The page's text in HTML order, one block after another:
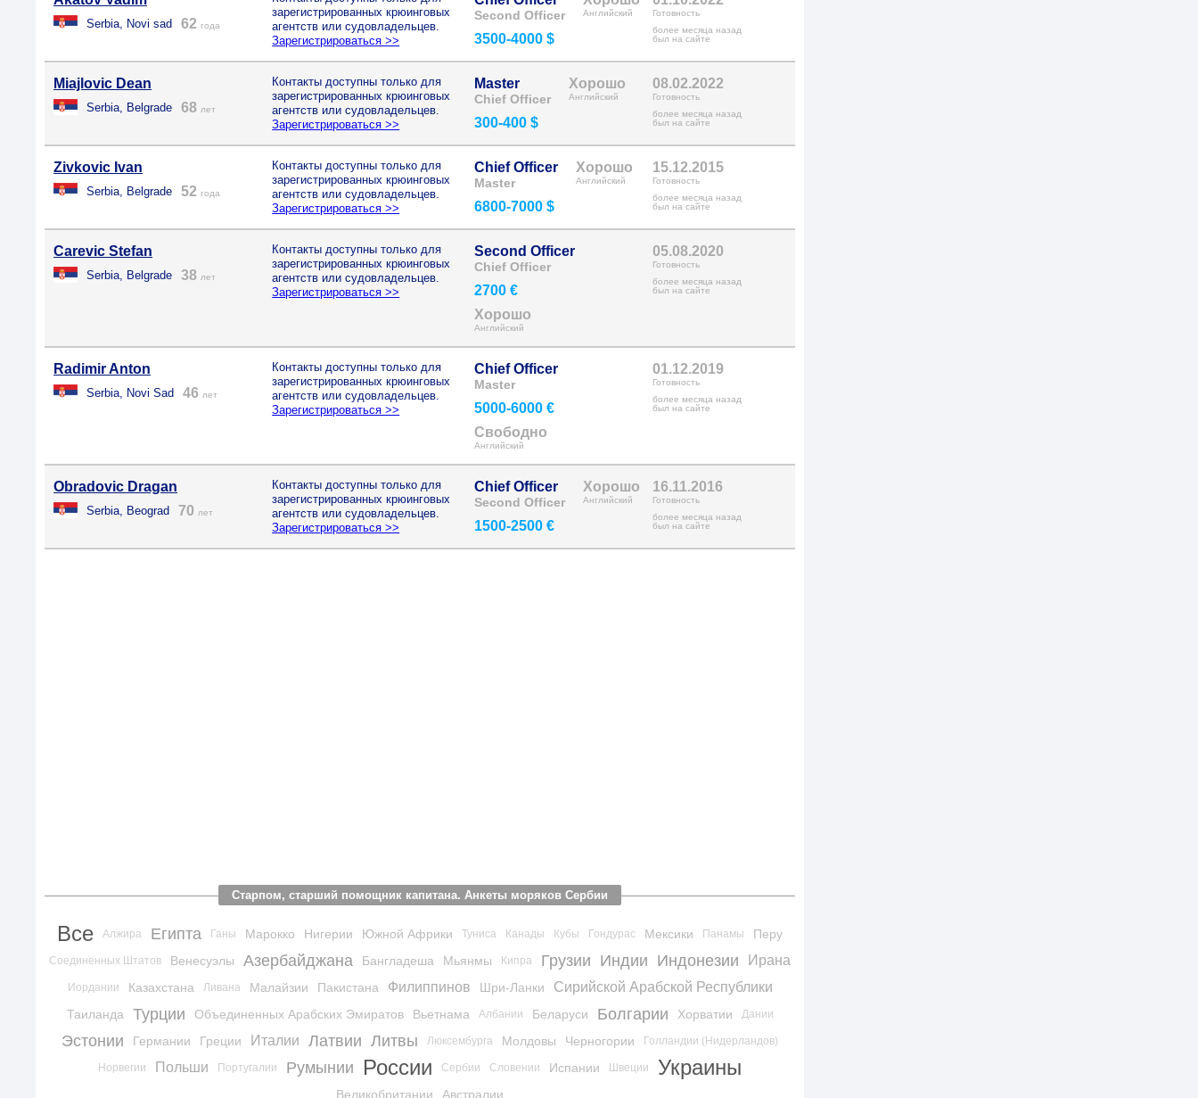
Serbia, Novi sad 62 года
зарегистрированных крюинговых
агентств или судовладельцев.
Зарегистрироваться >>
Second Officer
3500-4000 $
Английский
Готовность
более месяца назад
был на сайте
Miajlovic Dean
Serbia, Belgrade 68 лет
Контакты доступны только для
зарегистрированных крюинговых
агентств или судовладельцев.
Зарегистрироваться >>
Master
Chief Officer
300-400 $
Хорошо
Английский
08.02.2022
Готовность
более месяца назад
был на сайте
Zivkovic Ivan
Serbia, Belgrade 52 года
Контакты доступны только для
зарегистрированных крюинговых
агентств или судовладельцев.
Зарегистрироваться >>
Chief Officer
Master
6800-7000 $
Хорошо
Английский
15.12.2015
Готовность
более месяца назад
был на сайте
Carevic Stefan
Serbia, Belgrade 38 лет
Контакты доступны только для
зарегистрированных крюинговых
агентств или судовладельцев.
Зарегистрироваться >>
Second Officer
Chief Officer
2700 €
Хорошо
Английский
05.08.2020
Готовность
более месяца назад
был на сайте
Radimir Anton
Serbia, Novi Sad 46 лет
Контакты доступны только для
зарегистрированных крюинговых
агентств или судовладельцев.
Зарегистрироваться >>
Chief Officer
Master
5000-6000 €
Свободно
Английский
01.12.2019
Готовность
более месяца назад
был на сайте
Obradovic Dragan
Serbia, Beograd 70 лет
Контакты доступны только для
зарегистрированных крюинговых
агентств или судовладельцев.
Зарегистрироваться >>
Chief Officer
Second Officer
1500-2500 €
Хорошо
Английский
16.11.2016
Готовность
более месяца назад
был на сайте
Старпом, старший помощник капитана. Анкеты моряков Сербии
Все Алжира Египта Ганы Марокко Нигерии Южной Африки Туниса Канады Кубы Гондурас Мексики Панамы Перу
Соединенных Штатов Венесуэлы Азербайджана Бангладеша Мьянмы Кипра Грузии Индии Индонезии Ирана
Иордании Казахстана Ливана Малайзии Пакистана Филиппинов Шри-Ланки Сирийской Арабской Республики
Таиланда Турции Объединенных Арабских Эмиратов Вьетнама Албании Беларуси Болгарии Хорватии Дании
Эстонии Германии Греции Италии Латвии Литвы Люксембурга Молдовы Черногории Голландии (Нидерландов)
Норвегии Польши Португалии Румынии России Сербии Словении Испании Швеции Украины
Великобритании Австралии